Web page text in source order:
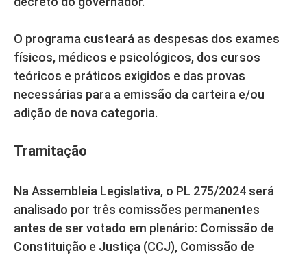
O programa custeará as despesas dos exames
físicos, médicos e psicológicos, dos cursos
teóricos e práticos exigidos e das provas
necessárias para a emissão da carteira e/ou
adição de nova categoria.
Tramitação
Na Assembleia Legislativa, o PL 275/2024 será
analisado por três comissões permanentes
antes de ser votado em plenário: Comissão de
Constituição e Justiça (CCJ), Comissão de